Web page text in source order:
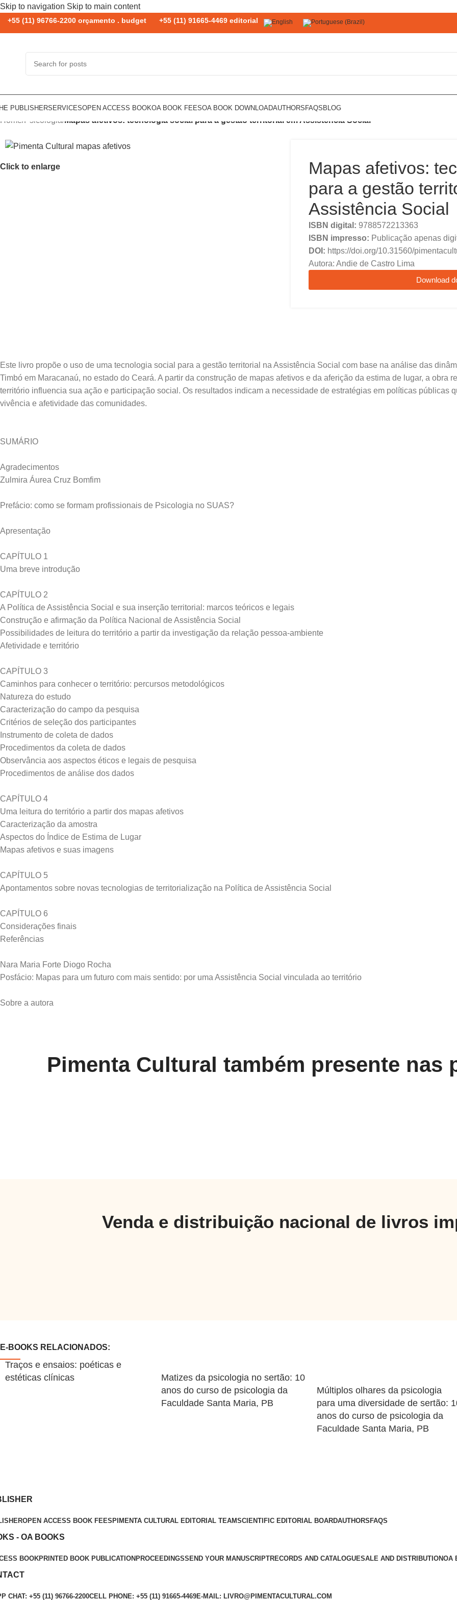
Skip to navigation Skip to main content
+55 (11) 96766-2200 orçamento . budget +55 (11) 91665-4469 editorial
PUBLISHERSERVICESOPEN ACCESS BOOKOA BOOK FEESOA BOOK DOWNLOADAUTHORS FAQS BLOG
Home/Psicologia/Mapas afetivos: tecnologia social para a gestão territorial em Assistência Social
Click to enlarge
Mapas afetivos:
para a gestão
Assistência Social
ISBN digital: 9788572213363
ISBN impresso: Publicação apenas
DOI: https://doi.org/10.31560/
Autora: Andie de Castro Lima
Download
Este livro propõe o uso de uma tecnologia social para a gestão territorial na Assistência Social com base na análise das
Timbó em Maracanaú, no estado do Ceará. A partir da construção de mapas afetivos e da aferição da estima de lugar, a obra
território influencia sua ação e participação social. Os resultados indicam a necessidade de estratégias em políticas públicas
SUMÁRIO
Agradecimentos
Zulmira Áurea Cruz Bomfim
Prefácio: como se formam profissionais de Psicologia no SUAS?
Apresentação
CAPÍTULO 1
Uma breve introdução
CAPÍTULO 2
A Política de Assistência Social e sua inserção territorial: marcos teóricos e legais
Construção e afirmação da Política Nacional de Assistência Social
Possibilidades de leitura do território a partir da investigação da relação pessoa-ambiente
Afetividade e território
CAPÍTULO 3
Caminhos para conhecer o território: percursos metodológicos
Natureza do estudo
Caracterização do campo da pesquisa
Critérios de seleção dos participantes
Instrumento de coleta de dados
Procedimentos da coleta de dados
Observância aos aspectos éticos e legais de pesquisa
Procedimentos de análise dos dados
CAPÍTULO 4
Uma leitura do território a partir dos mapas afetivos
Caracterização da amostra
Aspectos do Índice de Estima de Lugar
Mapas afetivos e suas imagens
CAPÍTULO 5
Apontamentos sobre novas tecnologias de territorialização na Política de Assistência Social
CAPÍTULO 6
Considerações finais
Referências
Nara Maria Forte Diogo Rocha
Posfácio: Mapas para um futuro com mais sentido: por uma Assistência Social vinculada ao território
Pimenta Cultural também presente nas
Venda e distribuição nacional de livros
E-BOOKS RELACIONADOS:
Traços e ensaios: poéticas e
estéticas clínicas
Matizes da psicologia no sertão: 10
anos do curso de psicologia da
Faculdade Santa Maria, PB
Múltiplos olhares da psicologia
para uma diversidade de sertão:
anos do curso de psicologia da
Faculdade Santa Maria, PB
OPEN ACCESS BOOK FEESPIMENTA CULTURAL EDITORIAL TEAMSCIENTIFIC EDITORIAL BOARDAUTHORSFAQS
- OA BOOKS
BOOKPRINTED BOOK PUBLICATIONPROCEEDINGSSEND YOUR MANUSCRIPTRECORDS AND CATALOGUESALE AND DISTRIBUTIONOA
CHAT: +55 (11) 96766-2200CELL PHONE: +55 (11) 91665-4469E-MAIL: LIVRO@PIMENTACULTURAL.COM